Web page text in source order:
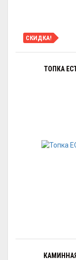
СКИДКА!
ТОПКА
КАМИННАЯ